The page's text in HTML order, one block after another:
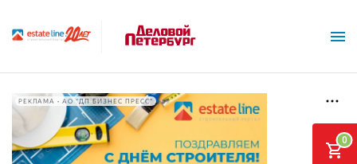
РЕКЛАМА • АО "ДП БИЗНЕС ПРЕСС"
0